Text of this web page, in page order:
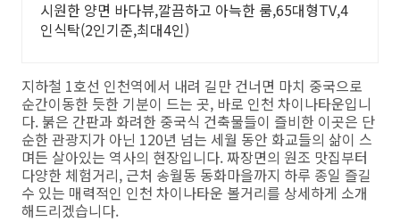
시원한 양면 바다뷰,깔끔하고 아늑한 룸,65대형TV,4
인식탁(2인기준,최대4인)
지하철 1호선 인천역에서 내려 길만 건너면 마치 중국으로
순간이동한 듯한 기분이 드는 곳, 바로 인천 차이나타운입니
다. 붉은 간판과 화려한 중국식 건축물들이 즐비한 이곳은 단
순한 관광지가 아닌 120년 넘는 세월 동안 화교들의 삶이 스
며든 살아있는 역사의 현장입니다. 짜장면의 원조 맛집부터
다양한 체험거리, 근처 송월동 동화마을까지 하루 종일 즐길
수 있는 매력적인 인천 차이나타운 볼거리를 상세하게 소개
해드리겠습니다.